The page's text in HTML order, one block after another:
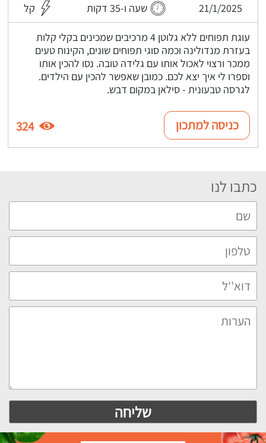
21/1/2025 שעה ו-35 דקות קל
עוגת תפוחים ללא גלוטן 4 מרכיבים שמכינים בקלי קלות
בעזרת מנדולינה וכמה סוגי תפוחים שונים, הקינוח טעים
ממכר ורצוי לאכול אותו עם גלידה טובה. נסו להכין אותו
וספרו לי איך יצא לכם. כמובן שאפשר להכין עם הילדים.
לגרסה טבעונית - סילאן במקום דבש.
כניסה למתכון 324
כתבו לנו